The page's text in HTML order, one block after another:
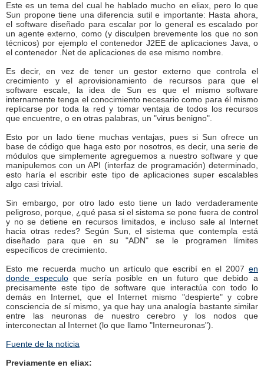
Este es un tema del cual he hablado mucho en eliax, pero lo que
Sun propone tiene una diferencia sutil e importante: Hasta ahora,
el software diseñado para escalar por lo general es escalado por
un agente externo, como (y disculpen brevemente los que no son
técnicos) por ejemplo el contenedor J2EE de aplicaciones Java, o
el contenedor .Net de aplicaciones de ese mismo nombre.
Es decir, en vez de tener un gestor externo que controla el
crecimiento y el aprovisionamiento de recursos para que el
software escale, la idea de Sun es que el mismo software
internamente tenga el conocimiento necesario como para él mismo
replicarse por toda la red y tomar ventaja de todos los recursos
que encuentre, o en otras palabras, un "virus benigno".
Esto por un lado tiene muchas ventajas, pues si Sun ofrece un
base de código que haga esto por nosotros, es decir, una serie de
módulos que simplemente agreguemos a nuestro software y que
manipulemos con un API (interfaz de programación) determinado,
esto haría el escribir este tipo de aplicaciones super escalables
algo casi trivial.
Sin embargo, por otro lado esto tiene un lado verdaderamente
peligroso, porque, ¿qué pasa si el sistema se pone fuera de control
y no se detiene en recursos limitados, e incluso sale al Internet
hacia otras redes? Según Sun, el sistema que contempla está
diseñado para que en su "ADN" se le programen límites
específicos de crecimiento.
Esto me recuerda mucho un artículo que escribí en el 2007 en
donde especuloque sería posible en un futuro que debido a
precisamente este tipo de software que interactúa con todo lo
demás en Internet, que el Internet mismo "despierte" y cobre
consciencia de sí mismo, ya que hay una analogía bastante similar
entre las neuronas de nuestro cerebro y los nodos que
interconectan al Internet (lo que llamo "Interneuronas").
Fuente de la noticia
Previamente en eliax: